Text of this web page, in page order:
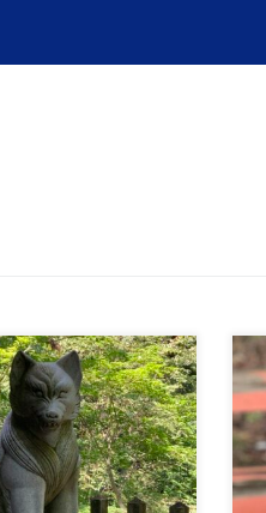
について考えるI：オ
：2026年1月27日(